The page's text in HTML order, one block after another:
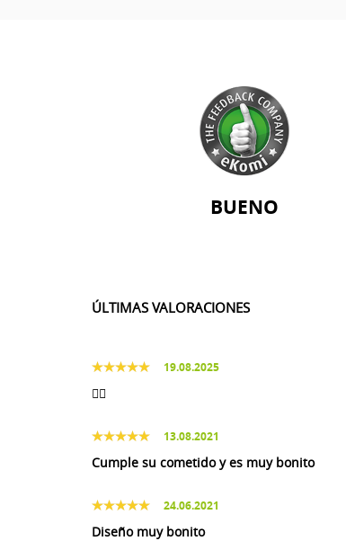
BUENO
ÚLTIMAS VALORACIONES
19.08.2025
👌🏼
13.08.2021
Cumple su cometido y es muy bonito
24.06.2021
Diseño muy bonito